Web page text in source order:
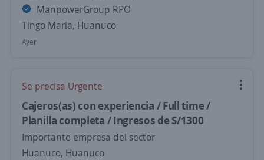
ManpowerGroup RPO
Tingo Maria, Huanuco
Ayer
Se precisa Urgente
Cajeros(as) con experiencia / Full time /
Planilla completa / Ingresos de S/1300
Importante empresa del sector
Huanuco, Huanuco